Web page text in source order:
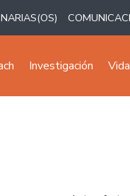
Investigación